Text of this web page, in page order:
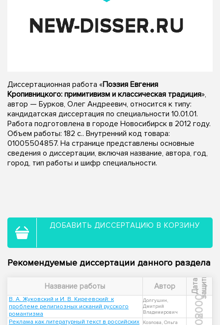
Диссертационная работа «Поэзия Евгения
Кропивницкого: примитивизм и классическая традиция»,
автор — Бурков, Олег Андреевич, относится к типу:
кандидатская диссертация по специальности 10.01.01.
Работа подготовлена в городе Новосибирск в 2012 году.
Объем работы: 182 с.. Внутренний код товара:
01005504857. На странице представлены основные
сведения о диссертации, включая название, автора, год,
город, тип работы и шифр специальности.
ДОБАВИТЬ ДИССЕРТАЦИЮ В КОРЗИНУ
Рекомендуемые диссертации данного раздела
Название работы Автор Д
а
т
а
з
а
щ
и
т ы
В. А. Жуковский и И. В. Киреевский: к
проблеме религиозных исканий русского
романтизма
Долгушин,
Дмитрий
Владимирович
2000
Реклама как литературный текст в российских Козлова, Ольга